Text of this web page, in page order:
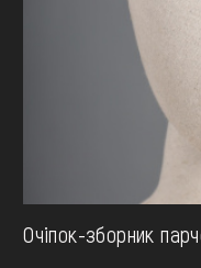
Очіпок-зборник